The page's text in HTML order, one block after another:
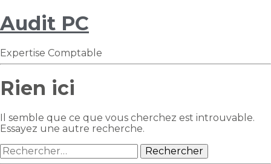
Audit PC
Expertise Comptable
Rien ici
Il semble que ce que vous cherchez est introuvable.
Essayez une autre recherche.
Rechercher :